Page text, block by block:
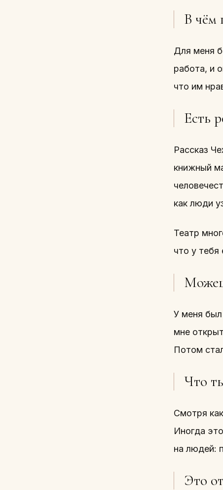
В чём
Для меня
работа, и
что им
Есть
Рассказ
книжный
как люди
Театр
что у тебя
У меня
мне
Потом
Что
Смотря
Иногда
на людей:
Это